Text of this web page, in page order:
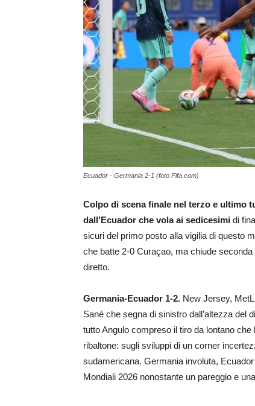
Ecuador - Germania 2-1 (foto Fifa.com)
Colpo di scena finale nel terzo e ultimo
dall’Ecuador che vola ai sedicesimi di
sicuri del primo posto alla vigilia di questo
che batte 2-0 Curaçao, ma chiude
diretto.
Germania-Ecuador 1-2. New Jersey,
Sané che segna di sinistro dall’altezza del
tutto Angulo compreso il tiro da lontano
ribaltone: sugli sviluppi di un corner
sudamericana. Germania involuta,
Mondiali 2026 nonostante un pareggio e